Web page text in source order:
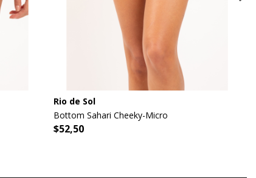
Rio de Sol
Bottom Sahari Cheeky-Micro
$52,50